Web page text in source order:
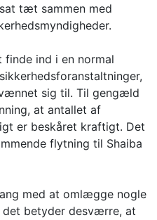
tæt sammen med
finde ind i en normal
sig til. Til gengæld
at antallet af
er beskåret kraftigt. Det
flytning til Shaiba
med at omlægge nogle
betyder desværre, at